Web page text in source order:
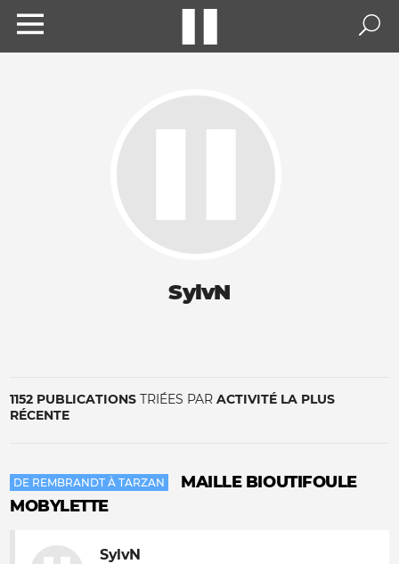
SylvN
1152 PUBLICATIONS TRIÉES PAR ACTIVITÉ LA PLUS
RÉCENTE
DE REMBRANDT À TARZAN
MAILLE BIOUTIFOULE
MOBYLETTE
SylvN